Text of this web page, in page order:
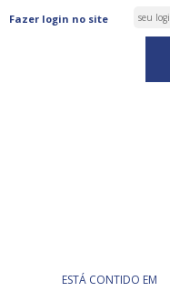
Fazer login no site
ESTÁ CONTIDO EM